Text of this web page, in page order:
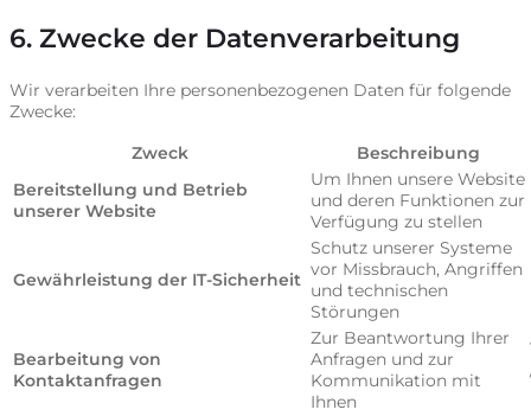
6. Zwecke der Datenverarbeitung
Wir verarbeiten Ihre personenbezogenen Daten für folgende
Zwecke:
Zweck
Beschreibung
Bereitstellung und Betrieb
unserer Website
Um Ihnen unsere Website
und deren Funktionen zur
Verfügung zu stellen
Gewährleistung der IT-Sicherheit
Schutz unserer Systeme
vor Missbrauch, Angriffen
und technischen
Störungen
Bearbeitung von
Kontaktanfragen
Zur Beantwortung Ihrer
Anfragen und zur
Kommunikation mit
Ihnen